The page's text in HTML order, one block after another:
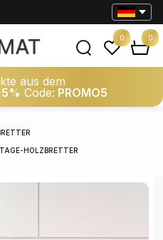
aus dem
Code: PROMO5
0 0
HOLZBRETTER